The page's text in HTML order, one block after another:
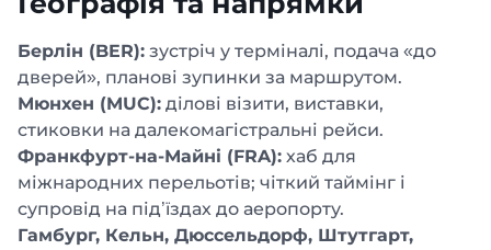
Берлін (BER): зустріч у терміналі, подача «до
дверей», планові зупинки за маршрутом.
Мюнхен (MUC): ділові візити, виставки,
стиковки на далекомагістральні рейси.
Франкфурт-на-Майні (FRA): хаб для
міжнародних перельотів; чіткий таймінг і
супровід на під’їздах до аеропорту.
Гамбург, Кельн, Дюссельдорф, Штутгарт,